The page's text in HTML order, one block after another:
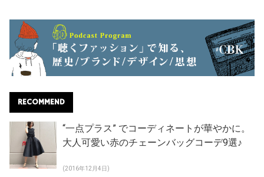
RECOMMEND
“一点プラス” でコーディネートが華やかに。
大人可愛い赤のチェーンバッグコーデ9選♪
(2016年12月4日)